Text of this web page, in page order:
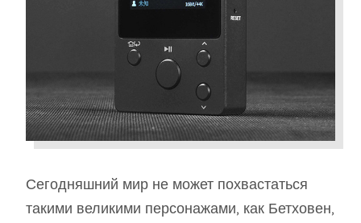
Сегодняшний мир не может похвастаться
такими великими персонажами, как Бетховен,